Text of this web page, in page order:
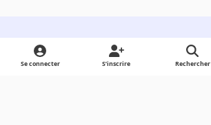
Light ModeDark ModeSystem Preference
Se connecter S’inscrire Rechercher